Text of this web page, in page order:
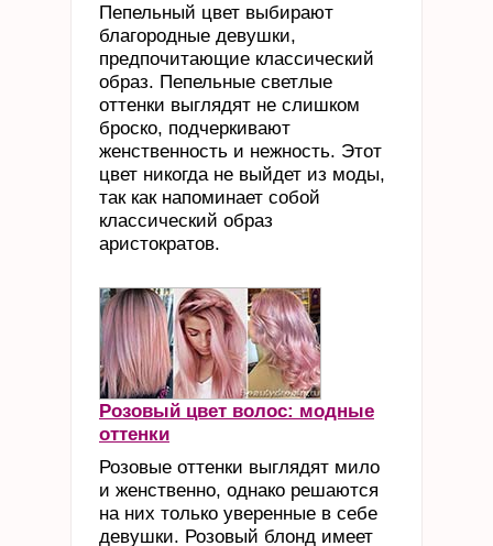
Пепельный цвет выбирают
благородные девушки,
предпочитающие классический
образ. Пепельные светлые
оттенки выглядят не слишком
броско, подчеркивают
женственность и нежность. Этот
цвет никогда не выйдет из моды,
так как напоминает собой
классический образ
аристократов.
Розовый цвет волос: модные
оттенки
Розовые оттенки выглядят мило
и женственно, однако решаются
на них только уверенные в себе
девушки. Розовый блонд имеет